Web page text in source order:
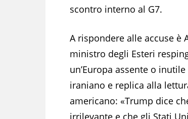
scontro interno al G7.
A rispondere alle accuse è
ministro degli Esteri
un’Europa assente o
iraniano e replica alla
americano: «Trump dice
irrilevante e che gli Stati